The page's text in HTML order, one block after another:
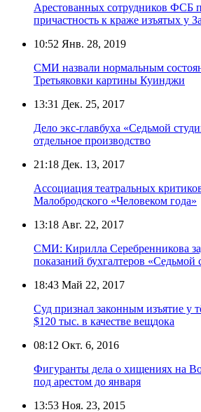
Арестованных сотрудников ФСБ
причастность к краже изъятых у
10:52 Янв. 28, 2019
СМИ назвали нормальным
Третьяковки картины Куинджи
13:31 Дек. 25, 2017
Дело экс-главбуха «Седьмой
отдельное производство
21:18 Дек. 13, 2017
Ассоциация театральных
Малобродского «Человеком года»
13:18 Авг. 22, 2017
СМИ: Кирилла Серебренникова
показаний бухгалтеров «Седьмой
18:43 Май 22, 2017
Суд признал законным изъятие у
$120 тыс. в качестве вещдока
08:12 Окт. 6, 2016
Фигуранты дела о хищениях на
под арестом до января
13:53 Ноя. 23, 2015